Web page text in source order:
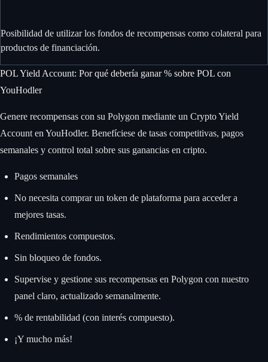
Posibilidad de utilizar los fondos de recompensas como colateral para
productos de financiación.
POL Yield Account: Por qué debería ganar % sobre POL con
YouHodler
Genere recompensas con su Polygon mediante un Crypto Yield
Account en YouHodler. Benefíciese de tasas competitivas, pagos
semanales y control total sobre sus ganancias en cripto.
Pagos semanales
No necesita comprar un token de plataforma para acceder a
mejores tasas.
Rendimientos compuestos.
Sin bloqueo de fondos.
Supervise y gestione sus recompensas en Polygon con nuestro
panel claro, actualizado semanalmente.
% de rentabilidad (con interés compuesto).
¡Y mucho más!